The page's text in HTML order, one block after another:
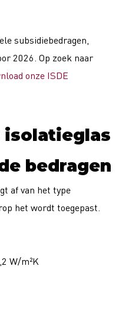
subsidiebedragen,
2026. Op zoek naar
onze ISDE
isolatieglas
bedragen
af van het type
het wordt toegepast.
W/m²K